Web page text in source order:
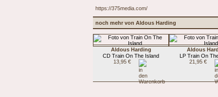
https://375media.com/
noch mehr von Aldous Harding
Aldous Harding
CD Train On The Island
13,95 €
Aldous
LP Train On
21,95 €